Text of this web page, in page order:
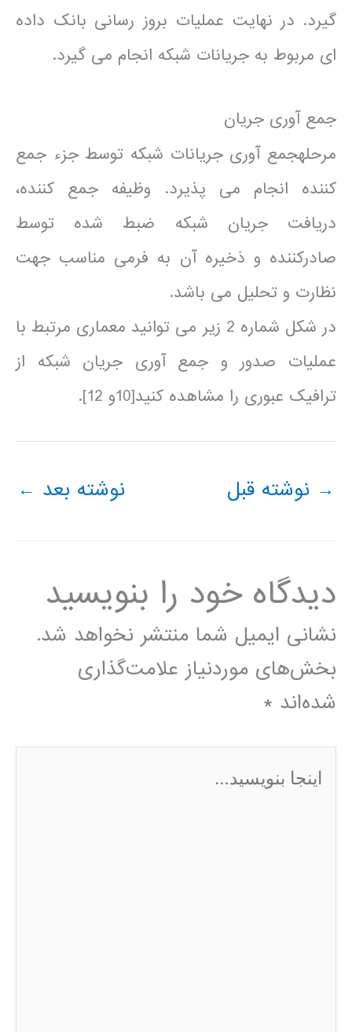
گیرد. در نهایت عملیات بروز رسانی بانک داده
ای مربوط به جریانات شبکه انجام می گیرد.
جمع آوری جریان
مرحلهجمع آوری جریانات شبکه توسط جزء جمع
کننده انجام می پذیرد. وظیفه جمع کننده،
دریافت جریان شبکه ضبط شده توسط
صادرکننده و ذخیره آن به فرمی مناسب جهت
نظارت و تحلیل می باشد.
در شکل شماره 2 زیر می توانید معماری مرتبط با
عملیات صدور و جمع آوری جریان شبکه از
ترافیک عبوری را مشاهده کنید[10و 12].
→ نوشته قبل نوشته بعد ←
دیدگاه‌ خود را بنویسید
نشانی ایمیل شما منتشر نخواهد شد.
بخش‌های موردنیاز علامت‌گذاری
شده‌اند *
اینجا
بنویسید…